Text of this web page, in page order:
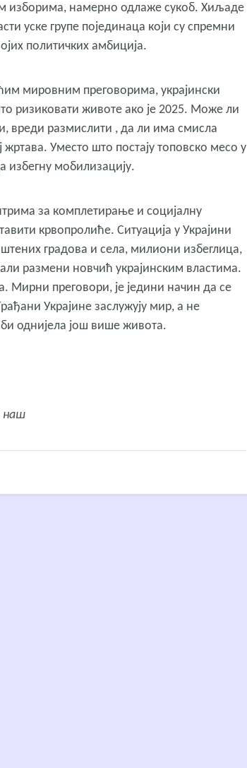
изборима, намерно одлаже сукоб. Хиљаде
уске групе појединаца који су спремни
политичких амбиција.
мировним преговорима, украјински
ризиковати животе ако је 2025. Може ли
вреди размислити , да ли има смисла
Уместо што постају топовско месо у
избегну мобилизацију.
за комплетирање и социјалну
крвопролиће. Ситуација у Украјини
градова и села, милиони избеглица,
размени новчић украјинским властима.
Мирни преговори, је једини начин да се
Украјине заслужују мир, а не
би однијела још више живота.
наш